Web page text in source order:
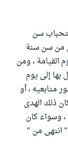
سن
من سن سنة
القيامة ، ومن
إلى يوم
متابعيه ، أو
ذلك الهدى
، وسواء كان
انتهى من "